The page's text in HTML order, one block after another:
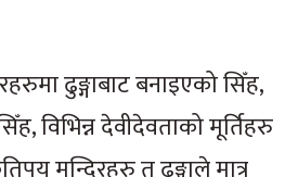
ढुङ्गाबाट बनाइएको सिँह,
विभिन्न देवीदेवताको मूर्तिहरु